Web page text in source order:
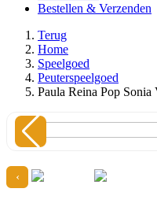
Bestellen & Verzenden
Terug
Home
Speelgoed
Peuterspeelgoed
Paula Reina Pop
‹